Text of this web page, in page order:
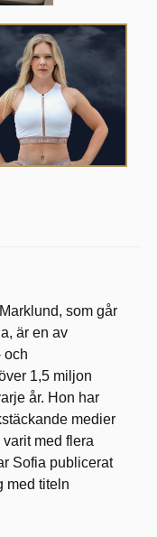
som går
är en av
och
1,5 miljon
år. Hon har
medier
med flera
Sofia publicerat
med titeln